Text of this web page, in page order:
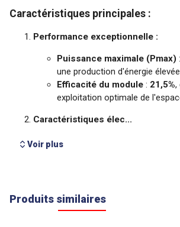
Voir plus
Produits similaires